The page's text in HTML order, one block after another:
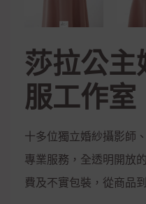
莎拉公主
服工作室
十多位獨立婚紗攝影師
專業服務，全透明開放
費及不實包裝，從商品